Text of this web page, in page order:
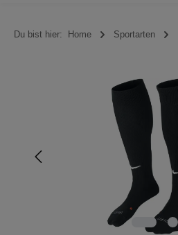
Du bist hier: Home Sportarten
Bildergalerie überspringen